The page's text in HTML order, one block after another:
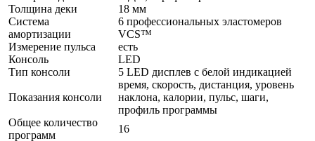
Толщина деки
18 мм
Система
амортизации
6 профессиональных эластомеров
VCS™
Измерение пульса
есть
Консоль
LED
Тип консоли
5 LED дисплев c белой индикацией
Показания консоли
время, скорость, дистанция, уровень
наклона, калории, пульс, шаги,
профиль программы
Общее количество
программ
16